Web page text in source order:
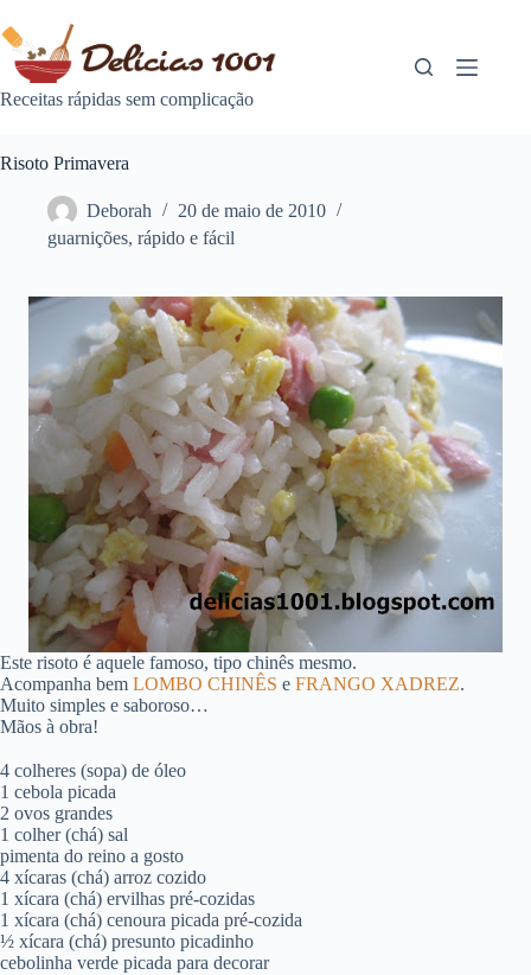
para
conteúdo
Receitas rápidas sem complicação
Risoto Primavera
Deborah
20 de maio de 2010
guarnições, rápido e fácil
Este risoto é aquele famoso, tipo chinês mesmo.
Acompanha bem LOMBO CHINÊS e FRANGO XADREZ.
Muito simples e saboroso…
Mãos à obra!
4 colheres (sopa) de óleo
1 cebola picada
2 ovos grandes
1 colher (chá) sal
pimenta do reino a gosto
4 xícaras (chá) arroz cozido
1 xícara (chá) ervilhas pré-cozidas
1 xícara (chá) cenoura picada pré-cozida
½ xícara (chá) presunto picadinho
cebolinha verde picada para decorar